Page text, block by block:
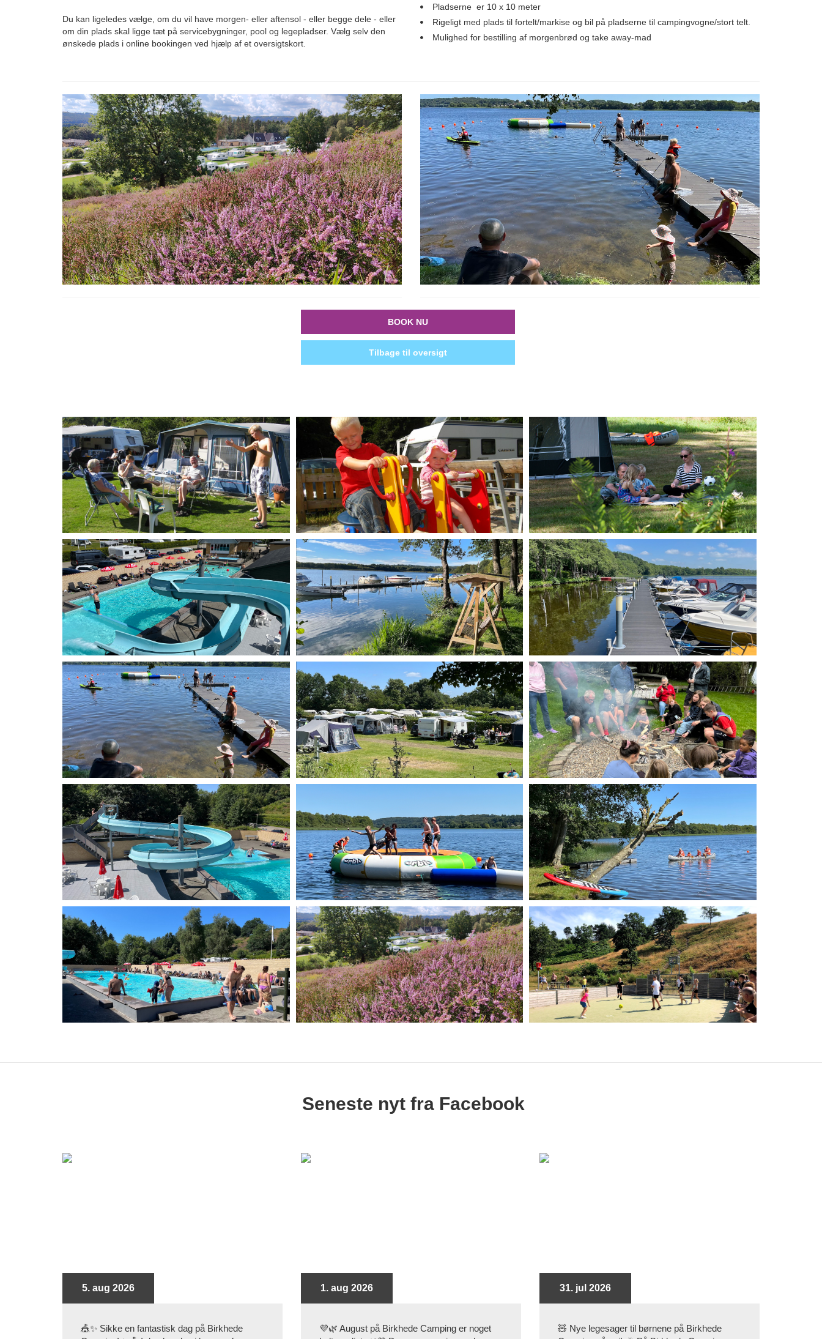
Du kan ligeledes vælge, om du vil have morgen- eller aftensol - eller begge dele - eller
om din plads skal ligge tæt på servicebygninger, pool og legepladser. Vælg selv den
ønskede plads i online bookingen ved hjælp af et oversigtskort.
Pladserne er 10 x 10 meter
Rigeligt med plads til fortelt/markise og bil på pladserne til campingvogne/stort telt.
Mulighed for bestilling af morgenbrød og take away-mad
BOOK NU
Tilbage til oversigt
Seneste nyt fra Facebook
5. aug 2026
🎪✨ Sikke en fantastisk dag på Birkhede
1. aug 2026
💜🌿 August på Birkhede Camping er noget
31. jul 2026
🧸 Nye legesager til børnene på Birkhede